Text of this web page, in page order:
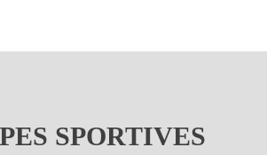
SPORTIVES